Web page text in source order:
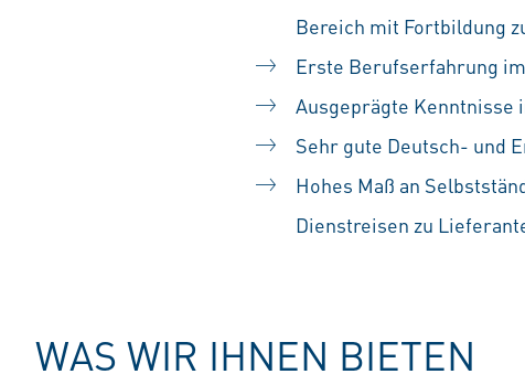
Bereich mit Fortbildung
Erste Berufserfahrung
Ausgeprägte Kenntnisse
Sehr gute Deutsch- und
Hohes Maß an
Dienstreisen zu
WAS WIR IHNEN BIETEN